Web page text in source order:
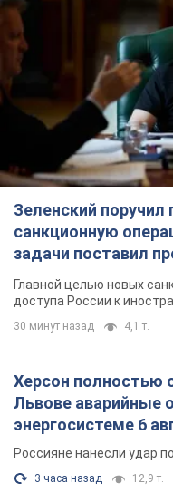
Зеленский
санкционную
задачи поставил
Главной целью новых
доступа России к
30 минут назад 4,1 т.
Херсон полностью
Львове аварийные
энергосистеме 6
3 часа назад 12,9 т.
Налоговая служба
данные о мужчинах
зачем это нужно
Это необходимо для
час назад 4,4 т.